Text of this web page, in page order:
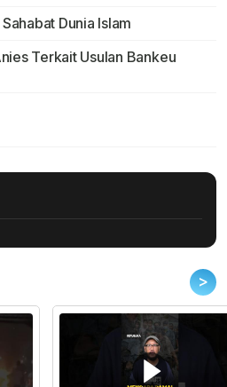
Dunia Islam
Terkait Usulan Bankeu
>